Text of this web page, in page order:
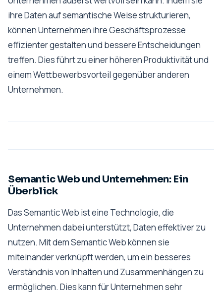
ihre Daten auf semantische Weise strukturieren,
können Unternehmen ihre Geschäftsprozesse
effizienter gestalten und bessere Entscheidungen
treffen. Dies führt zu einer höheren Produktivität und
einem Wettbewerbsvorteil gegenüber anderen
Unternehmen.
Semantic Web und Unternehmen: Ein
Überblick
Das Semantic Web ist eine Technologie, die
Unternehmen dabei unterstützt, Daten effektiver zu
nutzen. Mit dem Semantic Web können sie
miteinander verknüpft werden, um ein besseres
Verständnis von Inhalten und Zusammenhängen zu
ermöglichen. Dies kann für Unternehmen sehr